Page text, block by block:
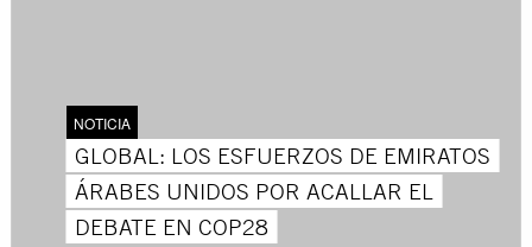
NOTICIA
GLOBAL: LOS ESFUERZOS DE EMIRATOS
ÁRABES UNIDOS POR ACALLAR EL
DEBATE EN COP28